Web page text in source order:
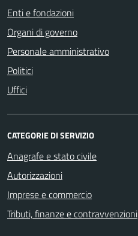
Enti e fondazioni
Organi di governo
Personale amministrativo
Politici
Uffici
CATEGORIE DI SERVIZIO
Anagrafe e stato civile
Autorizzazioni
Imprese e commercio
Tributi, finanze e contravvenzioni